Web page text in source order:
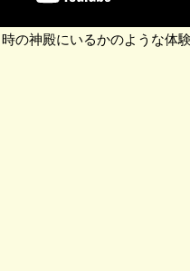
の神殿にいるかのような体